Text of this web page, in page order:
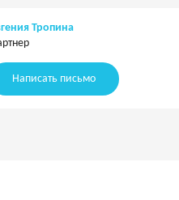
Тропина
Написать письмо